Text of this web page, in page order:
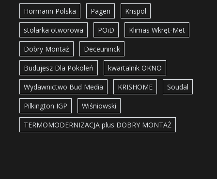
Hörmann Polska Pagen Krispol
stolarka otworowa POiD Klimas Wkręt-Met
Dobry Montaż Deceuninck
Budujesz Dla Pokoleń kwartalnik OKNO
Wydawnictwo Bud Media KRISHOME Soudal
Pilkington IGP Wiśniowski
TERMOMODERNIZACJA plus DOBRY MONTAŻ